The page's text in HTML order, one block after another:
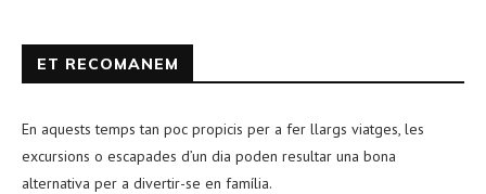
ET RECOMANEM
En aquests temps tan poc propicis per a fer llargs viatges, les
excursions o escapades d’un dia poden resultar una bona
alternativa per a divertir-se en família.